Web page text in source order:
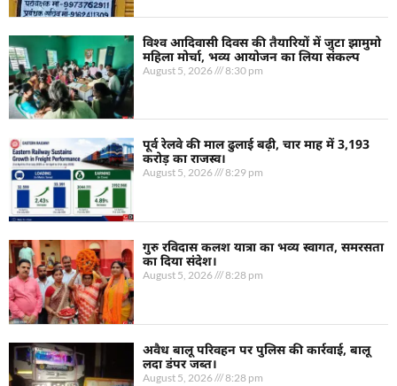
विश्व आदिवासी दिवस की तैयारियों में जुटा झामुमो
महिला मोर्चा, भव्य आयोजन का लिया संकल्प
August 5, 2026 8:30 pm
पूर्व रेलवे की माल ढुलाई बढ़ी, चार माह में 3,193
करोड़ का राजस्व।
August 5, 2026 8:29 pm
गुरु रविदास कलश यात्रा का भव्य स्वागत, समरसता
का दिया संदेश।
August 5, 2026 8:28 pm
अवैध बालू परिवहन पर पुलिस की कार्रवाई, बालू
लदा डंपर जब्त।
August 5, 2026 8:28 pm